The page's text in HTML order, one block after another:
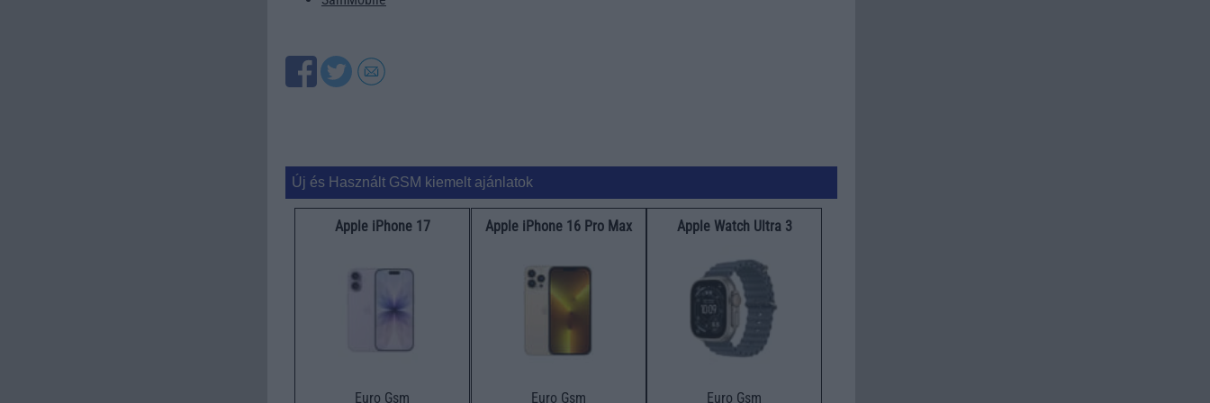
Új és Használt GSM kiemelt ajánlatok
Apple iPhone 17
Euro Gsm
Apple iPhone 16 Pro Max
Euro Gsm
Apple Watch Ultra 3
Euro Gsm